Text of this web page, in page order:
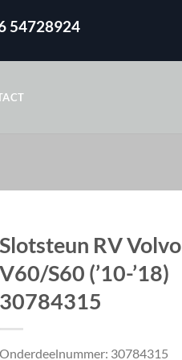
54728924
Slotsteun RV Volvo
V60/S60 (’10-’18)
30784315
Onderdeelnummer: 30784315